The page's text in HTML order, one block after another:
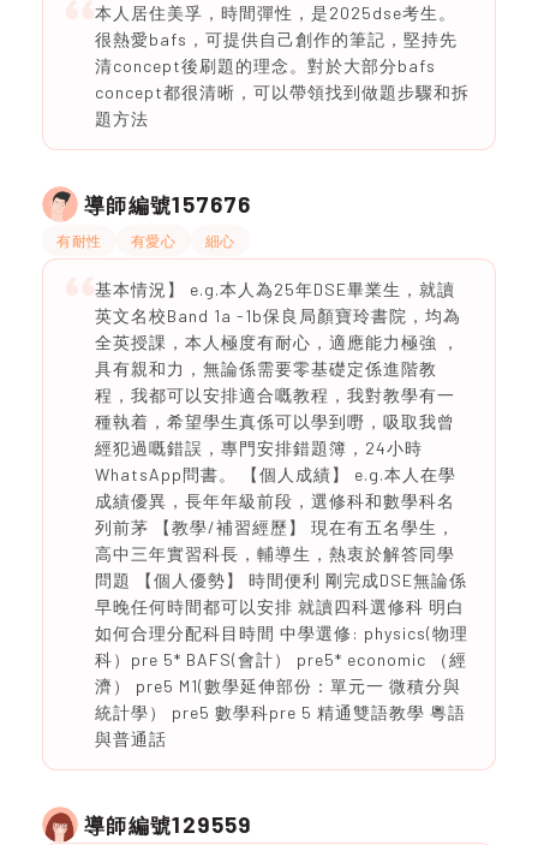
本人居住美孚，時間彈性，是2025dse考生。
很熱愛bafs，可提供自己創作的筆記，堅持先
清concept後刷題的理念。對於大部分bafs
concept都很清晰，可以帶領找到做題步驟和拆
題方法
導師編號157676
有耐性 有愛心 細心
基本情況】 e.g.本人為25年DSE畢業生，就讀
英文名校Band 1a -1b保良局顏寶玲書院，均為
全英授課，本人極度有耐心，適應能力極強 ，
具有親和力，無論係需要零基礎定係進階教
程，我都可以安排適合嘅教程，我對教學有一
種執着，希望學生真係可以學到嘢，吸取我曾
經犯過嘅錯誤，專門安排錯題簿，24小時
WhatsApp問書。 【個人成績】 e.g.本人在學
成績優異，長年年級前段，選修科和數學科名
列前茅 【教學/補習經歷】 現在有五名學生，
高中三年實習科長，輔導生，熱衷於解答同學
問題 【個人優勢】 時間便利 剛完成DSE無論係
早晚任何時間都可以安排 就讀四科選修科 明白
如何合理分配科目時間 中學選修: physics(物理
科）pre 5* BAFS(會計） pre5* economic （經
濟） pre5 M1(數學延伸部份：單元一 微積分與
統計學） pre5 數學科pre 5 精通雙語教學 粵語
與普通話
導師編號129559